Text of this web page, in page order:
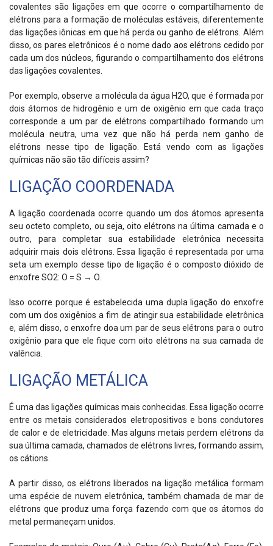
covalentes são ligações em que ocorre o compartilhamento de
elétrons para a formação de moléculas estáveis, diferentemente
das ligações iônicas em que há perda ou ganho de elétrons. Além
disso, os pares eletrônicos é o nome dado aos elétrons cedido por
cada um dos núcleos, figurando o compartilhamento dos elétrons
das ligações covalentes.
Por exemplo, observe a molécula da água H2O, que é formada por
dois átomos de hidrogênio e um de oxigênio em que cada traço
corresponde a um par de elétrons compartilhado formando um
molécula neutra, uma vez que não há perda nem ganho de
elétrons nesse tipo de ligação. Está vendo com as ligações
químicas não são tão difíceis assim?
LIGAÇÃO COORDENADA
A ligação coordenada ocorre quando um dos átomos apresenta
seu octeto completo, ou seja, oito elétrons na última camada e o
outro, para completar sua estabilidade eletrônica necessita
adquirir mais dois elétrons. Essa ligação é representada por uma
seta um exemplo desse tipo de ligação é o composto dióxido de
enxofre SO2: O = S → O.
Isso ocorre porque é estabelecida uma dupla ligação do enxofre
com um dos oxigênios a fim de atingir sua estabilidade eletrônica
e, além disso, o enxofre doa um par de seus elétrons para o outro
oxigênio para que ele fique com oito elétrons na suacamada de
valência.
LIGAÇÃO METÁLICA
É uma das ligações químicas mais conhecidas. Essa ligação ocorre
entre os metais considerados eletropositivos e bons condutores
de calor e de eletricidade. Mas alguns metais perdem elétrons da
sua última camada, chamados de elétrons livres, formando assim,
os cátions.
A partir disso, os elétrons liberados na ligação metálica formam
uma espécie de nuvem eletrônica, também chamada de mar de
elétrons que produz uma força fazendo com que os átomos do
metal permaneçam unidos.